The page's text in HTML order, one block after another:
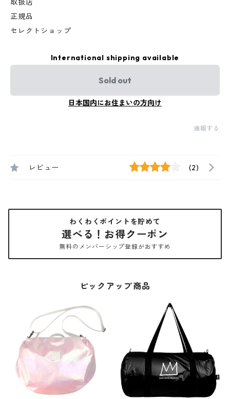
取扱店
正規品
セレクトショップ
International shipping available
Sold out
日本国内にお住まいの方向け
通報する
レビュー (2)
わくわくポイントを貯めて
選べる！お得クーポン
無料のメンバーシップ登録がおすすめ
ピックアップ商品